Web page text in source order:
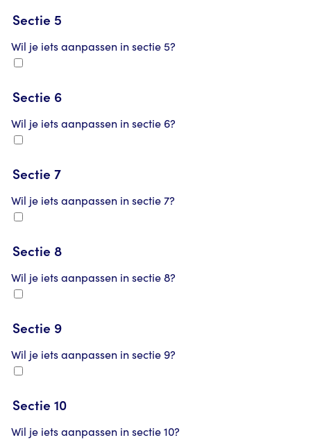
Sectie 5
Wil je iets aanpassen in sectie 5?
Sectie 6
Wil je iets aanpassen in sectie 6?
Sectie 7
Wil je iets aanpassen in sectie 7?
Sectie 8
Wil je iets aanpassen in sectie 8?
Sectie 9
Wil je iets aanpassen in sectie 9?
Sectie 10
Wil je iets aanpassen in sectie 10?